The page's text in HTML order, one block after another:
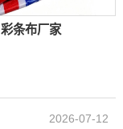
彩条布厂家
2026-07-12